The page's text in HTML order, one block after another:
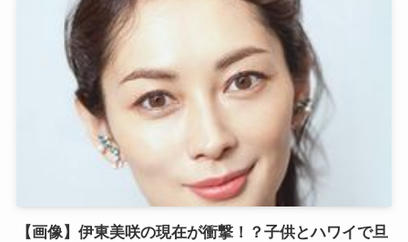
【画像】伊東美咲の現在が衝撃！？子供とハワイで旦